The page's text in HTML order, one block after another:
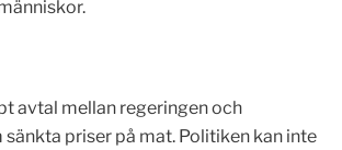
avtal mellan regeringen och
priser på mat. Politiken kan inte